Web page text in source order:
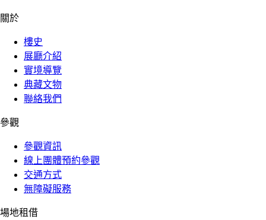
關於
樓史
展廳介紹
實境導覽
典藏文物
聯絡我們
參觀
參觀資訊
線上團體預約參觀
交通方式
無障礙服務
場地租借